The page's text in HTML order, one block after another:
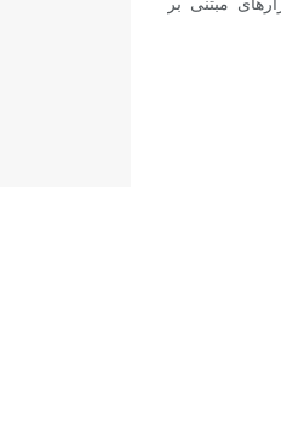
مبتنی بر